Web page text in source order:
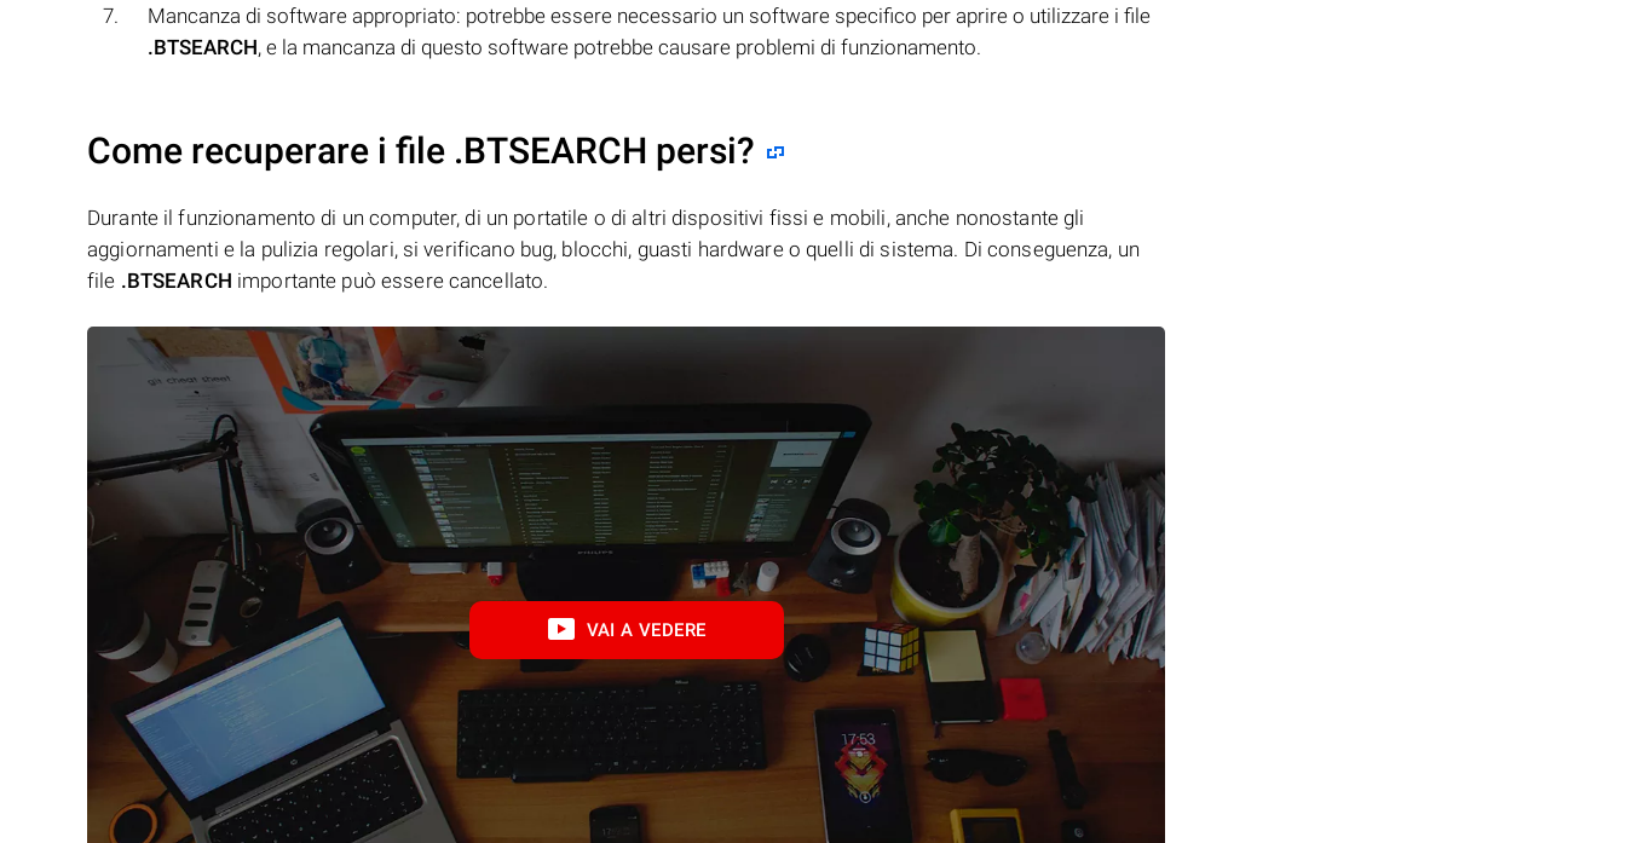
Mancanza di software appropriato: potrebbe essere necessario un software specifico per aprire o utilizzare i file
.BTSEARCH, e la mancanza di questo software potrebbe causare problemi di funzionamento.
Come recuperare i file .BTSEARCH persi?
Durante il funzionamento di un computer, di un portatile o di altri dispositivi fissi e mobili, anche nonostante gli
aggiornamenti e la pulizia regolari, si verificano bug, blocchi, guasti hardware o quelli di sistema. Di conseguenza, un
file .BTSEARCH importante può essere cancellato.
VAI A VEDERE